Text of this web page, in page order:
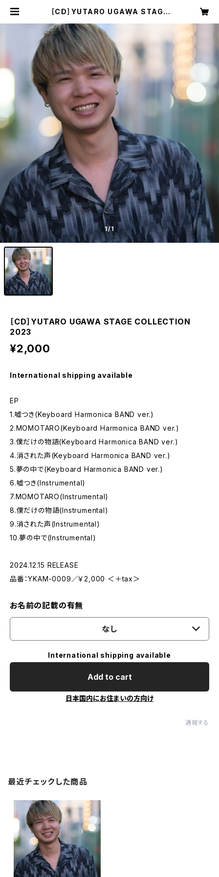
［CD］YUTARO UGAWA STAGE
gawa Official WebShop
1/1
［CD］YUTARO UGAWA STAGE COLLECTION
2023
¥2,000
International shipping available
EP
1.嘘つき(Keyboard Harmonica BAND ver.)
2.MOMOTARO(Keyboard Harmonica BAND ver.)
3.僕だけの物語(Keyboard Harmonica BAND ver.)
4.消された声(Keyboard Harmonica BAND ver.)
5.夢の中で(Keyboard Harmonica BAND ver.)
6.嘘つき(Instrumental)
7.MOMOTARO(Instrumental)
8.僕だけの物語(Instrumental)
9.消された声(Instrumental)
10.夢の中で(Instrumental)
2024.12.15 RELEASE
品番：YKAM-0009／￥2,000 ＜＋tax＞
お名前の記載の有無
なし
International shipping available
Add to cart
日本国内にお住まいの方向け
通報する
最近チェックした商品